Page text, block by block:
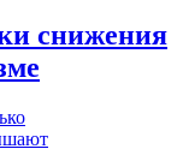
снижения